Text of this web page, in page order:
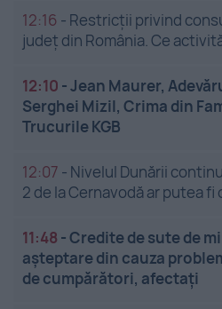
12:16 - Restricții privind
județ din România. Ce
12:10 -Jean Maurer,
Serghei Mizil, Crima din
Trucurile KGB
12:07 - Nivelul Dunării
2 de la Cernavodă ar putea
11:48 -Credite de sute de
așteptare din cauza
de cumpărători, afectați